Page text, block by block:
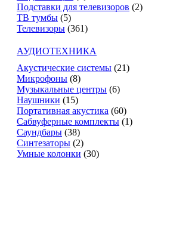
Подставки для телевизоров (2)
ТВ тумбы (5)
Телевизоры (361)
АУДИОТЕХНИКА
Акустические системы (21)
Микрофоны (8)
Музыкальные центры (6)
Наушники (15)
Портативная акустика (60)
Сабвуферные комплекты (1)
Саундбары (38)
Синтезаторы (2)
Умные колонки (30)